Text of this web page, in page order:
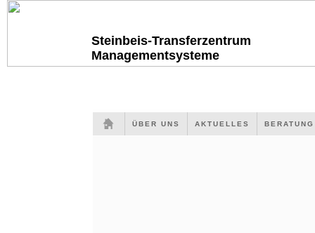
Steinbeis-Transferzentrum
Managementsysteme
ÜBER UNS AKTUELLES